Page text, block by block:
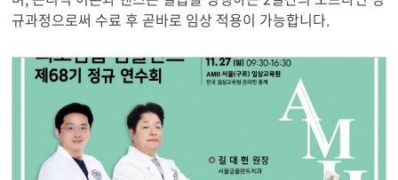
규과정으로써 수료 후 곧바로 임상 적용이 가능합니다.